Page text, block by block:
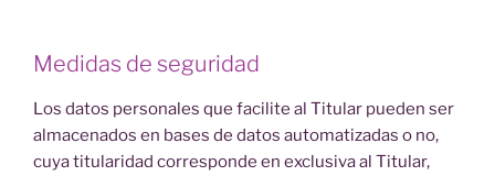
Medidas de seguridad
Los datos personales que facilite al Titular pueden ser
almacenados en bases de datos automatizadas o no,
cuya titularidad corresponde en exclusiva al Titular,